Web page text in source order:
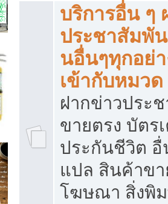
บริการอื่น ๆ
ประชาสัมพั
นอื่นๆทุกอย่
เข้ากับหมวด
ฝากข่าวประ
ขายตรง บัตร
ประกันชีวิต อื่
แปล สินค้าขา
โฆษณา สิ่งพิ